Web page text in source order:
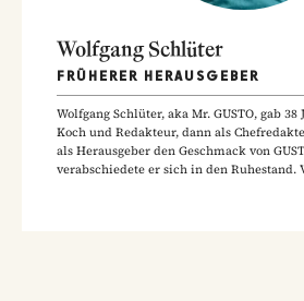
Wolfgang Schlüter
FRÜHERER HERAUSGEBER
Wolfgang Schlüter, aka Mr. GUSTO, gab
Koch und Redakteur, dann als
als Herausgeber den Geschmack von
verabschiedete er sich in den Ruhestand.